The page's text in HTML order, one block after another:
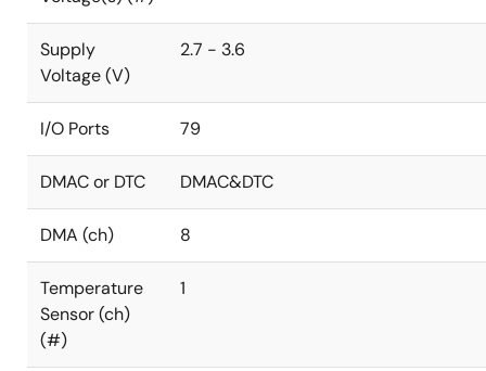
Supply
Voltage (V)
2.7 - 3.6
I/O Ports 79
DMAC or DTC DMAC&DTC
DMA (ch) 8
Temperature
Sensor (ch)
(#)
1